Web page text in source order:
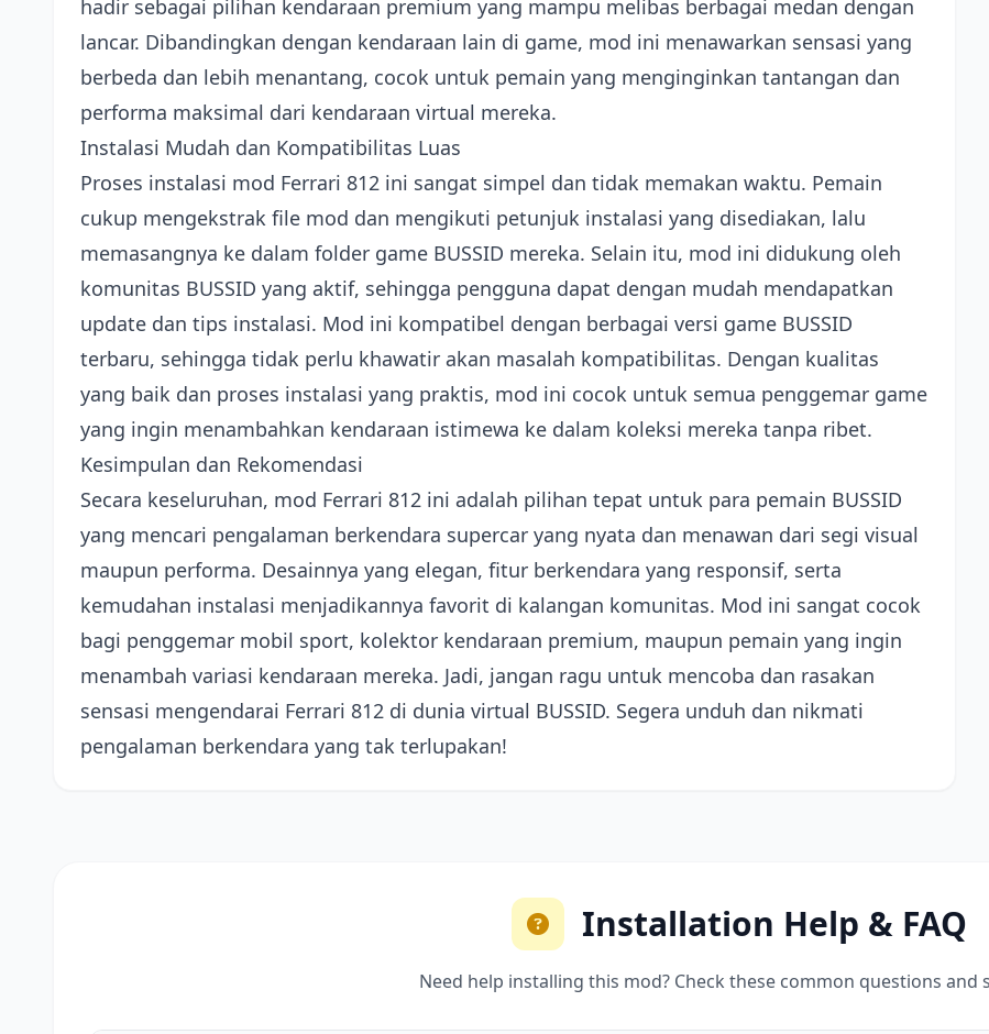
hadir sebagai pilihan kendaraan premium yang mampu melibas berbagai medan dengan
lancar. Dibandingkan dengan kendaraan lain di game, mod ini menawarkan sensasi yang
berbeda dan lebih menantang, cocok untuk pemain yang menginginkan tantangan dan
performa maksimal dari kendaraan virtual mereka.
Instalasi Mudah dan Kompatibilitas Luas
Proses instalasi mod Ferrari 812 ini sangat simpel dan tidak memakan waktu. Pemain
cukup mengekstrak file mod dan mengikuti petunjuk instalasi yang disediakan, lalu
memasangnya ke dalam folder game BUSSID mereka. Selain itu, mod ini didukung oleh
komunitas BUSSID yang aktif, sehingga pengguna dapat dengan mudah mendapatkan
update dan tips instalasi. Mod ini kompatibel dengan berbagai versi game BUSSID
terbaru, sehingga tidak perlu khawatir akan masalah kompatibilitas. Dengan kualitas
yang baik dan proses instalasi yang praktis, mod ini cocok untuk semua penggemar game
yang ingin menambahkan kendaraan istimewa ke dalam koleksi mereka tanpa ribet.
Kesimpulan dan Rekomendasi
Secara keseluruhan, mod Ferrari 812 ini adalah pilihan tepat untuk para pemain BUSSID
yang mencari pengalaman berkendara supercar yang nyata dan menawan dari segi visual
maupun performa. Desainnya yang elegan, fitur berkendara yang responsif, serta
kemudahan instalasi menjadikannya favorit di kalangan komunitas. Mod ini sangat cocok
bagi penggemar mobil sport, kolektor kendaraan premium, maupun pemain yang ingin
menambah variasi kendaraan mereka. Jadi, jangan ragu untuk mencoba dan rasakan
sensasi mengendarai Ferrari 812 di dunia virtual BUSSID. Segera unduh dan nikmati
pengalaman berkendara yang tak terlupakan!
Installation Help & FAQ
Need help installing this mod? Check these common questions and